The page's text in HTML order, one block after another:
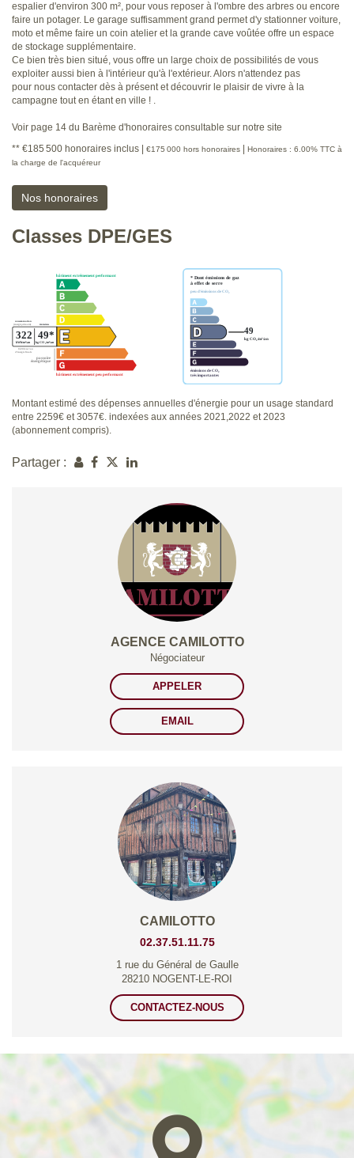
espalier d'environ 300 m², pour vous reposer à l'ombre des arbres ou encore
faire un potager. Le garage suffisamment grand permet d'y stationner voiture,
moto et même faire un coin atelier et la grande cave voûtée offre un espace
de stockage supplémentaire.
Ce bien très bien situé, vous offre un large choix de possibilités de vous
exploiter aussi bien à l'intérieur qu'à l'extérieur. Alors n'attendez pas
pour nous contacter dès à présent et découvrir le plaisir de vivre à la
campagne tout en étant en ville ! .
Voir page 14 du Barème d'honoraires consultable sur notre site
** €185 500 honoraires inclus €175 000 hors honoraires
Honoraires : 6.00% TTC à
la charge de l'acquéreur
Nos honoraires
Classes DPE/GES
Montant estimé des dépenses annuelles d'énergie pour un usage standard
entre 2259€ et 3057€. indexées aux années 2021,2022 et 2023
(abonnement compris).
Partager :
AGENCE CAMILOTTO
Négociateur
APPELER
EMAIL
CAMILOTTO
02.37.51.11.75
1 rue du Général de Gaulle
28210 NOGENT-LE-ROI
CONTACTEZ-NOUS